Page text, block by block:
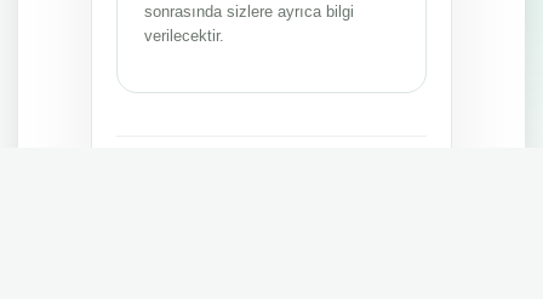
sonrasında sizlere ayrıca bilgi
verilecektir.